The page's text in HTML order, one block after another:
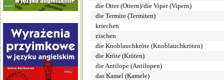
die Otter (Ottern)/die Viper (Vipern)
die Termite (Termiten)
kriechen
zischen
die Knoblauchkröte (Knoblauchkröten)
die Kröte (Kröten)
die Antilope (Antilopen)
das Kamel (Kamele)